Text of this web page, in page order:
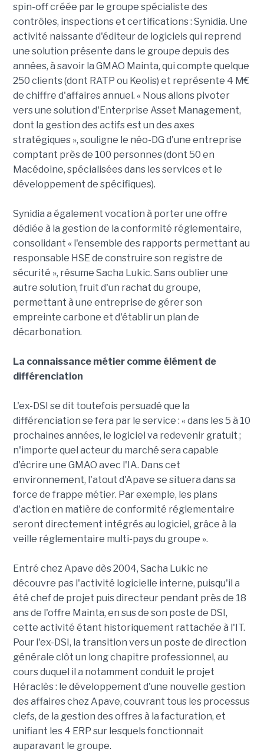
spin-off créée par le groupe spécialiste des
contrôles, inspections et certifications : Synidia. Une
activité naissante d'éditeur de logiciels qui reprend
une solution présente dans le groupe depuis des
années, à savoir la GMAO Mainta, qui compte quelque
250 clients (dont RATP ou Keolis) et représente 4 M€
de chiffre d'affaires annuel. « Nous allons pivoter
vers une solution d'Enterprise Asset Management,
dont la gestion des actifs est un des axes
stratégiques », souligne le néo-DG d'une entreprise
comptant près de 100 personnes (dont 50 en
Macédoine, spécialisées dans les services et le
développement de spécifiques).
Synidia a également vocation à porter une offre
dédiée à la gestion de la conformité réglementaire,
consolidant « l'ensemble des rapports permettant au
responsable HSE de construire son registre de
sécurité », résume Sacha Lukic. Sans oublier une
autre solution, fruit d'un rachat du groupe,
permettant à une entreprise de gérer son
empreinte carbone et d'établir un plan de
décarbonation.
La connaissance métier comme élément de
différenciation
L'ex-DSI se dit toutefois persuadé que la
différenciation se fera par le service : « dans les 5 à 10
prochaines années, le logiciel va redevenir gratuit ;
n'importe quel acteur du marché sera capable
d'écrire une GMAO avec l'IA. Dans cet
environnement, l'atout d'Apave se situera dans sa
force de frappe métier. Par exemple, les plans
d'action en matière de conformité réglementaire
seront directement intégrés au logiciel, grâce à la
veille réglementaire multi-pays du groupe ».
Entré chez Apave dès 2004, Sacha Lukic ne
découvre pas l'activité logicielle interne, puisqu'il a
été chef de projet puis directeur pendant près de 18
ans de l'offre Mainta, en sus de son poste de DSI,
cette activité étant historiquement rattachée à l'IT.
Pour l'ex-DSI, la transition vers un poste de direction
générale clôt un long chapitre professionnel, au
cours duquel il a notamment conduit le projet
Héraclès : le développement d'une nouvelle gestion
des affaires chez Apave, couvrant tous les processus
clefs, de la gestion des offres à la facturation, et
unifiant les 4 ERP sur lesquels fonctionnait
auparavant le groupe.